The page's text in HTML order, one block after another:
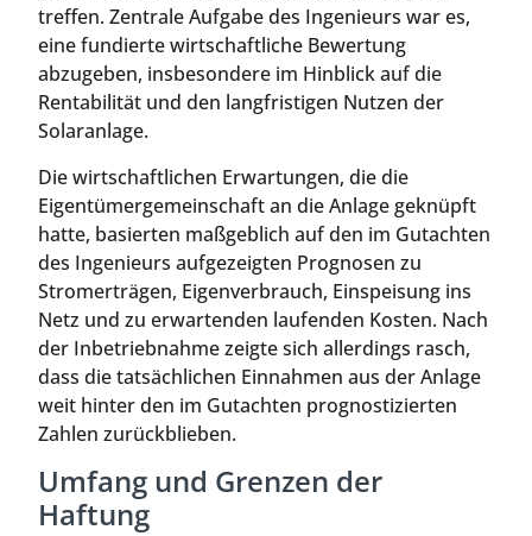
treffen. Zentrale Aufgabe des Ingenieurs war es,
eine fundierte wirtschaftliche Bewertung
abzugeben, insbesondere im Hinblick auf die
Rentabilität und den langfristigen Nutzen der
Solaranlage.
Die wirtschaftlichen Erwartungen, die die
Eigentümergemeinschaft an die Anlage geknüpft
hatte, basierten maßgeblich auf den im Gutachten
des Ingenieurs aufgezeigten Prognosen zu
Stromerträgen, Eigenverbrauch, Einspeisung ins
Netz und zu erwartenden laufenden Kosten. Nach
der Inbetriebnahme zeigte sich allerdings rasch,
dass die tatsächlichen Einnahmen aus der Anlage
weit hinter den im Gutachten prognostizierten
Zahlen zurückblieben.
Umfang und Grenzen der
Haftung